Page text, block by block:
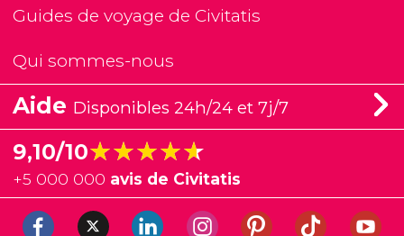
Guides de voyage de Civitatis
Qui sommes-nous
Aide Disponibles 24h/24 et 7j/7
9,10/10★★★★★
★★★★★
+5 000 000 avis de Civitatis